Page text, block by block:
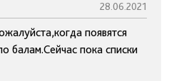
28.06.2021
появятся
балам.Сейчас пока списки